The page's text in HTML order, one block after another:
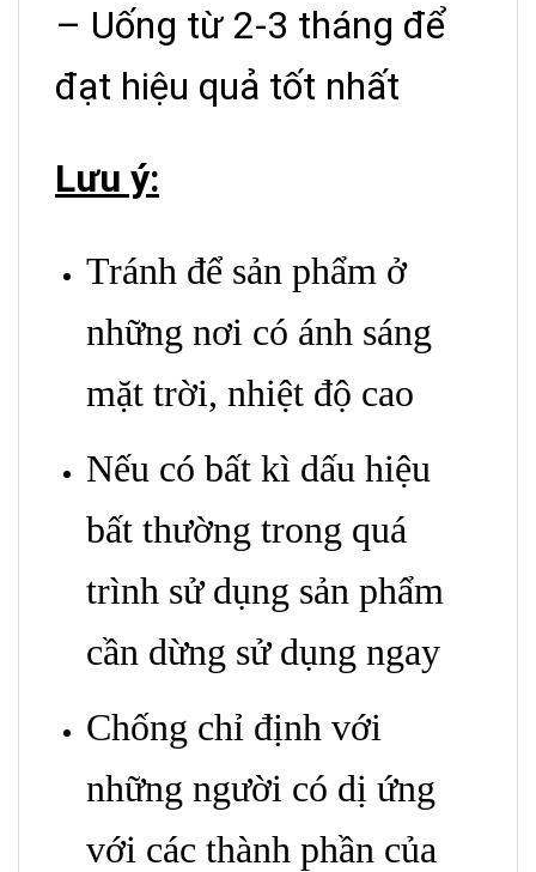
– Uống từ 2-3 tháng để
đạt hiệu quả tốt nhất
Lưu ý:
Tránh để sản phẩm ở
những nơi có ánh sáng
mặt trời, nhiệt độ cao
Nếu có bất kì dấu hiệu
bất thường trong quá
trình sử dụng sản phẩm
cần dừng sử dụng ngay
Chống chỉ định với
những người có dị ứng
với các thành phần của